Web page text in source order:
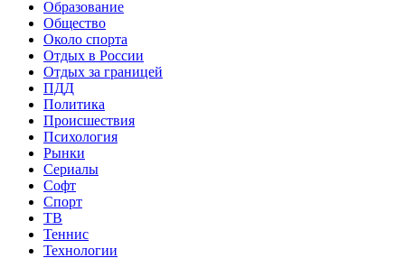
Образование
Общество
Около спорта
Отдых в России
Отдых за границей
ПДД
Политика
Происшествия
Психология
Рынки
Сериалы
Софт
Спорт
ТВ
Теннис
Технологии